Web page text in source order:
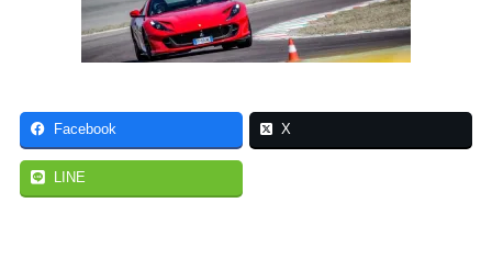
Facebook X
LINE